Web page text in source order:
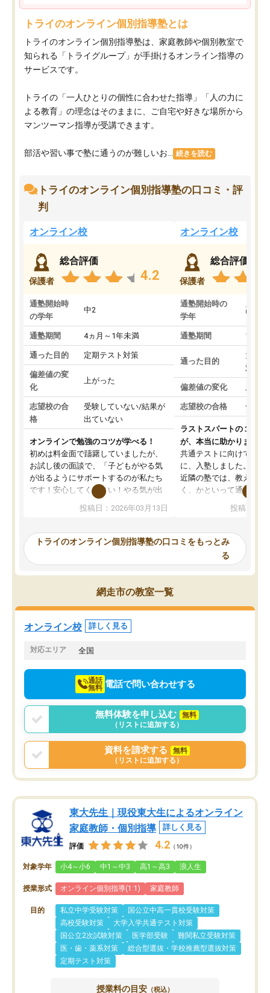
トライのオンライン個別指導塾とは
トライのオンライン個別指導塾は、家庭教師や個別教室で
知られる「トライグループ」が手掛けるオンライン指導の
サービスです。
トライの「一人ひとりの個性に合わせた指導」「人の力に
よる教育」の理念はそのままに、ご自宅や好きな場所から
マンツーマン指導が受講できます。
部活や習い事で塾に通うのが難しいお... 続きを読む
トライのオンライン個別指導塾の口コミ・評
判
オンライン校
保護者
総合評価
4.2
通塾開始時
の学年
中2
通塾期間 4ヵ月～1年未満
通った目的 定期テスト対策
偏差値の変
化
上がった
志望校の合
格
受験していない/結果が
出ていない
オンラインで勉強のコツが学べる！
初めは料金面で躊躇していましたが、
お試し後の面談で、「子どもがやる気
が出るようにサポートするのが私たち
です！安心してください！やる気が出
ないのは私たち講師の責任です」と言
ってくださり、確かに！と考えて、思
ったんですが、学生の先生から学ぶこ
み、徐々に成績が上がったらいいなと
思っていました。何が今足りないのか
を的確に指導いただき、子どももびっ
くりするほど楽しんでやる気を持って
塾を受けています。狙い通り、少しず
つ成績も上がり、苦手意識も無くなっ
てきたので、さらに苦手な数学も追加
でお願いしました。来年の高校受験に
投稿日：2026年03月13日
オンライン校
保護者
総合評価
通塾開始時の
学年
高3
通塾期間 1～3
通った目的
大学
対策
偏差値の変化
志望校の合格 合格
ラストスパートの１か月
が、本当に助かりました
共通テストに向けての追
に、入塾しました。田舎
近隣の塾では、教えても
く、かといって通うには
可能なので本当に助か
らないところをピンポイ
頂いて、とてもわかり
していました。一生を
スト、多少お金がかかっ
投稿日：
トライのオンライン個別指導塾の口コミをもっとみ
る
網走市の教室一覧
オンライン校 詳しく見る
対応エリア 全国
通話
無料 電話で問い合わせする
無料体験を申し込む
無料
（リストに追加する）
資料を請求する
無料
（リストに追加する）
東大先生｜現役東大生によるオンライン
家庭教師・個別指導
詳しく見る
評価 4.2 （10件）
対象学年 小4～小6 中1～中3 高1～高3 浪人生
授業形式 オンライン個別指導(1:1) 家庭教師
目的 私立中学受験対策
国公立中高一貫校受験対策
高校受験対策
大学入学共通テスト対策
国公立2次試験対策
医学部受験
難関私立受験対策
医・歯・薬系対策
総合型選抜・学校推薦型選抜対策
定期テスト対策
授業料の目安 （税込）